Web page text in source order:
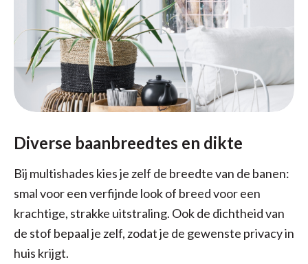
Diverse baanbreedtes en dikte
Bij multishades kies je zelf de breedte van de banen:
smal voor een verfijnde look of breed voor een
krachtige, strakke uitstraling. Ook de dichtheid van
de stof bepaal je zelf, zodat je de gewenste privacy in
huis krijgt.